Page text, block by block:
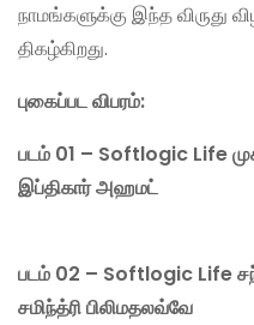
நாமங்களுக்கு இந்த விருது
திகழ்கிறது.
புகைப்பட விபரம்:
படம் 01 – Softlogic Life
இப்திகார் அஹமட்
படம் 02 – Softlogic Life
சமிந்த்ரி பிலிமதலவ்வே